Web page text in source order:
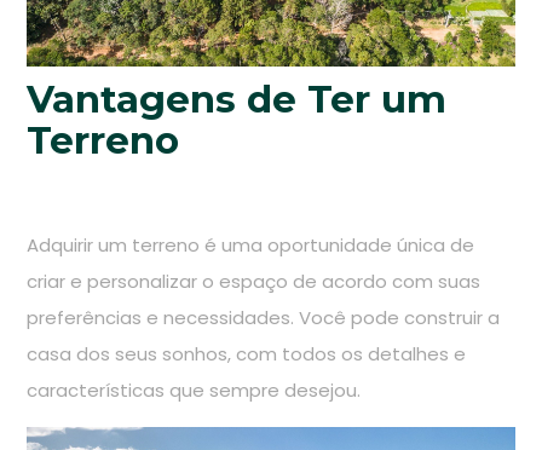
Vantagens de Ter um
Terreno
Adquirir um terreno é uma oportunidade única de
criar e personalizar o espaço de acordo com suas
preferências e necessidades. Você pode construir a
casa dos seus sonhos, com todos os detalhes e
características que sempre desejou.